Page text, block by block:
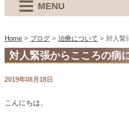
MENU
Home> ブログ> 治療について > 対人緊
対人緊張からこころの病
2019年08月18日
こんにちは。